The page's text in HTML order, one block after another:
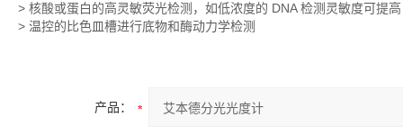
> 核酸或蛋白的高灵敏荧光检测，如低浓度的 DNA 检测灵敏度可提
> 温控的比色皿槽进行底物和酶动力学检测
产品：